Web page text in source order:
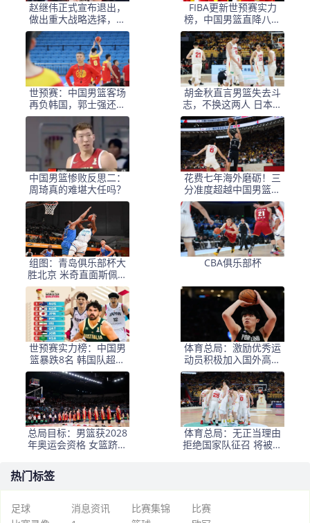
赵继伟正式宣布退出，
做出重大战略选择，辽
宁男篮痛失关键球员
FIBA更新世预赛实力
榜，中国男篮直降八位
排名第11，韩国第二日
本第三
世预赛：中国男篮客场
再负韩国，郭士强还能
继续“装睡”吗？
胡金秋直言男篮失去斗
志，不换这两人 日本必
将再胜中国
中国男篮惨败反思二：
周琦真的难堪大任吗？
花费七年海外磨砺！三
分准度超越中国男篮全
队，李贤重终于用实力
证明自己
组图：青岛俱乐部杯大
胜北京 米奇直面斯佩尔
曼
CBA俱乐部杯
世预赛实力榜：中国男
篮暴跌8名 韩国队超越
日本
体育总局：激励优秀运
动员积极加入国外高水
平联赛
总局目标：男篮获2028
年奥运会资格 女篮跻身
体育总局：无正当理由
拒绝国家队征召 将被惩
热门标签
足球 消息资讯 比赛集锦
比赛